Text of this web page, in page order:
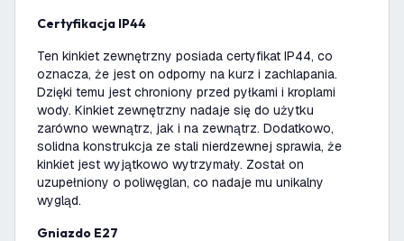
Certyfikacja IP44
Ten kinkiet zewnętrzny posiada certyfikat IP44, co
oznacza, że jest on odporny na kurz i zachlapania.
Dzięki temu jest chroniony przed pyłkami i kroplami
wody. Kinkiet zewnętrzny nadaje się do użytku
zarówno wewnątrz, jak i na zewnątrz. Dodatkowo,
solidna konstrukcja ze stali nierdzewnej sprawia, że
kinkiet jest wyjątkowo wytrzymały. Został on
uzupełniony o poliwęglan, co nadaje mu unikalny
wygląd.
Gniazdo E27